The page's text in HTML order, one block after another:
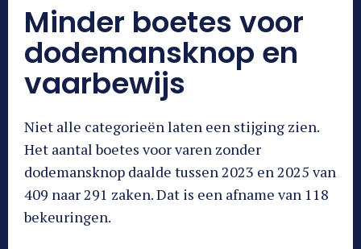
Minder boetes voor
dodemansknop en
vaarbewijs
Niet alle categorieën laten een stijging zien.
Het aantal boetes voor varen zonder
dodemansknop daalde tussen 2023 en 2025 van
409 naar 291 zaken. Dat is een afname van 118
bekeuringen.